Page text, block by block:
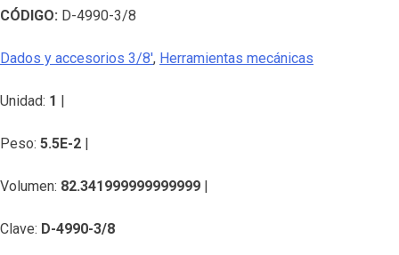
CÓDIGO: D-4990-3/8
Dados y accesorios 3/8', Herramientas mecánicas
Unidad: 1 |
Peso: 5.5E-2 |
Volumen: 82.341999999999999 |
Clave: D-4990-3/8